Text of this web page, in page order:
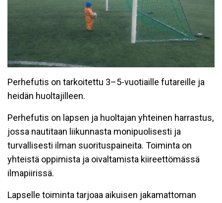
Perhefutis on tarkoitettu 3–5-vuotiaille futareille ja
heidän huoltajilleen.
Perhefutis on lapsen ja huoltajan yhteinen harrastus,
jossa nautitaan liikunnasta monipuolisesti ja
turvallisesti ilman suorituspaineita. Toiminta on
yhteistä oppimista ja oivaltamista kiireettömässä
ilmapiirissä.
Lapselle toiminta tarjoaa aikuisen jakamattoman